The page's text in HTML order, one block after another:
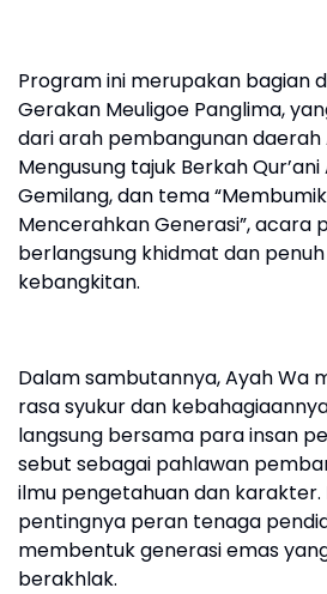
‎Program ini merupakan bagian
Gerakan Meuligoe Panglima,
dari arah pembangunan daerah
Mengusung tajuk Berkah
Gemilang, dan tema
Mencerahkan Generasi”, acara
berlangsung khidmat dan
kebangkitan.
‎Dalam sambutannya, Ayah Wa
rasa syukur dan
langsung bersama para insan
sebut sebagai pahlawan
ilmu pengetahuan dan
pentingnya peran tenaga
membentuk generasi emas
berakhlak.